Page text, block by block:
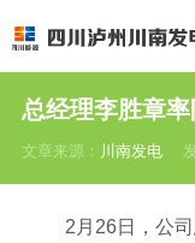
总经理李胜章
文章来源： 川南发电
2月26日，公司